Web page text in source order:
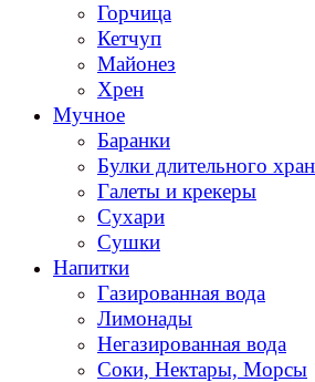
Горчица
Кетчуп
Майонез
Хрен
Мучное
Баранки
Булки длительного
Галеты и крекеры
Сухари
Сушки
Напитки
Газированная вода
Лимонады
Негазированная вода
Соки, Нектары, Морсы